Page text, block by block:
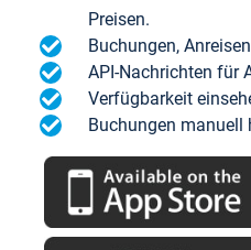
Preisen.
Buchungen,
API-Nachrichten für
Verfügbarkeit
Buchungen manuell